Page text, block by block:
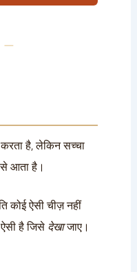
है, लेकिन सच्चा
आता है।
कोई ऐसी चीज़ नहीं
है जिसे देखाजाए।